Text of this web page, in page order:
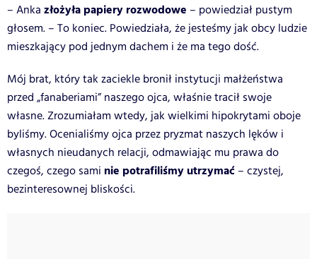
– Anka złożyła papiery rozwodowe – powiedział pustym
głosem. – To koniec. Powiedziała, że jesteśmy jak obcy ludzie
mieszkający pod jednym dachem i że ma tego dość.
Mój brat, który tak zaciekle bronił instytucji małżeństwa
przed „fanaberiami” naszego ojca, właśnie tracił swoje
własne. Zrozumiałam wtedy, jak wielkimi hipokrytami oboje
byliśmy. Ocenialiśmy ojca przez pryzmat naszych lęków i
własnych nieudanych relacji, odmawiając mu prawa do
czegoś, czego sami nie potrafiliśmy utrzymać – czystej,
bezinteresownej bliskości.